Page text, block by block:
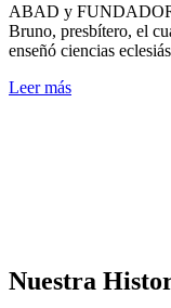
ABAD y
Bruno, presbítero, el
enseñó ciencias
Leer más
Nuestra